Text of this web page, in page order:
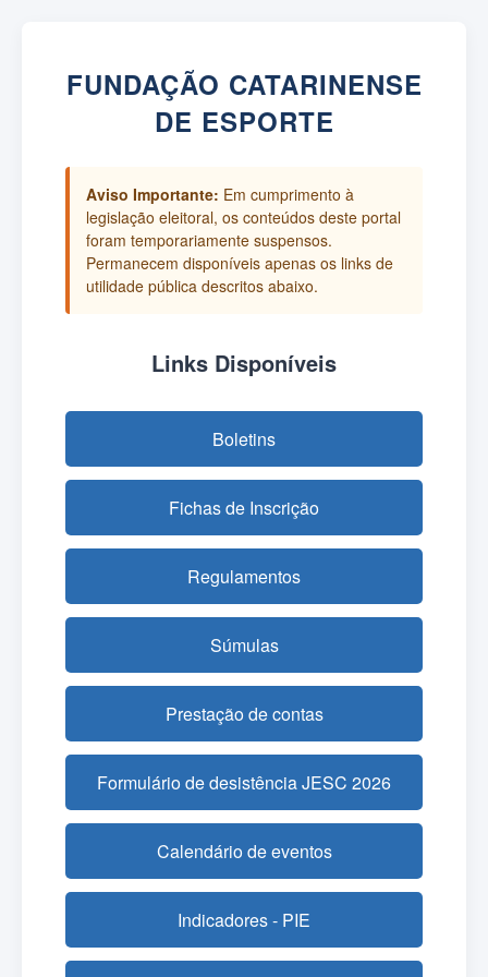
FUNDAÇÃO CATARINENSE
DE ESPORTE
Aviso Importante: Em cumprimento à
legislação eleitoral, os conteúdos deste portal
foram temporariamente suspensos.
Permanecem disponíveis apenas os links de
utilidade pública descritos abaixo.
Links Disponíveis
Boletins
Fichas de Inscrição
Regulamentos
Súmulas
Prestação de contas
Formulário de desistência JESC 2026
Calendário de eventos
Indicadores - PIE